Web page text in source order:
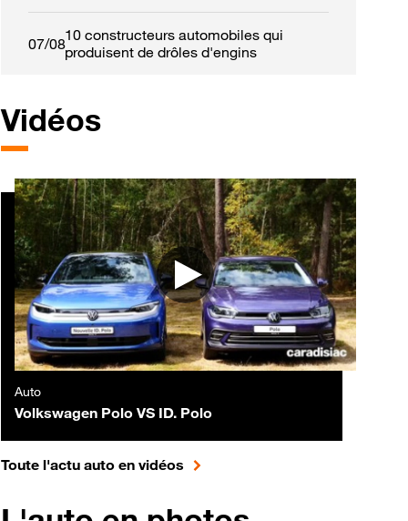
07/0810 constructeurs automobiles qui
produisent de drôles d'engins
Vidéos
Auto
Volkswagen Polo VS ID. Polo
Toute l'actu auto en vidéos pour accéder à toute l'actualité